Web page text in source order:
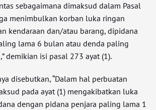
sebagaimana dimaksud dalam Pasal
menimbulkan korban luka ringan
kendaraan dan/atau barang, dipidana
lama 6 bulan atau denda paling
demikian isi pasal 273 ayat (1).
disebutkan, “Dalam hal perbuatan
pada ayat (1) mengakibatkan luka
dengan pidana penjara paling lama 1